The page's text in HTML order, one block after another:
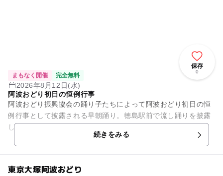
保存
0
まもなく開催 完全無料
2026年8月12日(水)
阿波おどり初日の恒例行事
阿波おどり振興協会の踊り子たちによって阿波おどり初日の恒
例行事として披露される早朝踊り。徳島駅前で流し踊りを披露
した後、アミコドームで舞台踊りが繰り広げられる。
続きをみる
東京大塚阿波おどり